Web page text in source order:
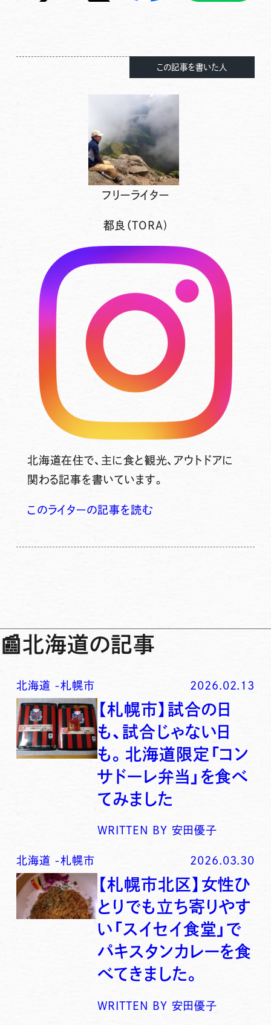
この記事を書いた人
フリーライター
都良（TORA)
北海道在住で、主に食と観光、アウトドアに
関わる記事を書いています。
このライターの記事を読む
📰北海道の記事
北海道 -札幌市 2026.02.13
【札幌市】試合の日
も、試合じゃない日
も。北海道限定「コン
サドーレ弁当」を食べ
てみました
WRITTEN BY 安田優子
北海道 -札幌市 2026.03.30
【札幌市北区】女性ひ
とりでも立ち寄りやす
い「スイセイ食堂」で
パキスタンカレーを食
べてきました。
WRITTEN BY 安田優子